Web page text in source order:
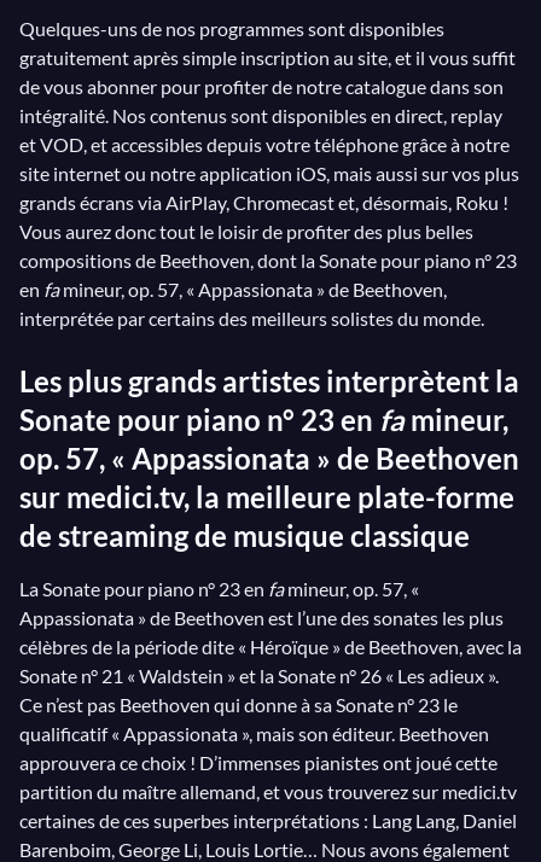
Quelques-uns de nos programmes sont disponibles
gratuitement après simple inscription au site, et il vous suffit
de vous abonner pour profiter de notre catalogue dans son
intégralité. Nos contenus sont disponibles en direct, replay
et VOD, et accessibles depuis votre téléphone grâce à notre
site internet ou notre application iOS, mais aussi sur vos plus
grands écrans via AirPlay, Chromecast et, désormais, Roku !
Vous aurez donc tout le loisir de profiter des plus belles
compositions de Beethoven, dont la Sonate pour piano n° 23
en famineur, op. 57, « Appassionata » de Beethoven,
interprétée par certains des meilleurs solistes du monde.
Les plus grands artistes interprètent la
Sonate pour piano n° 23 en famineur,
op. 57, « Appassionata » de Beethoven
sur medici.tv, la meilleure plate-forme
de streaming de musique classique
La Sonate pour piano n° 23 en famineur, op. 57, «
Appassionata » de Beethoven est l’une des sonates les plus
célèbres de la période dite « Héroïque » de Beethoven, avec la
Sonate n° 21 « Waldstein » et la Sonate n° 26 « Les adieux ».
Ce n’est pas Beethoven qui donne à sa Sonate n° 23 le
qualificatif « Appassionata », mais son éditeur. Beethoven
approuvera ce choix ! D’immenses pianistes ont joué cette
partition du maître allemand, et vous trouverez sur medici.tv
certaines de ces superbes interprétations : Lang Lang, Daniel
Barenboim, George Li, Louis Lortie… Nous avons également